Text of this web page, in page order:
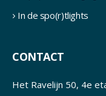
In de spo(r)tlights
CONTACT
Het Ravelijn 50, 4e